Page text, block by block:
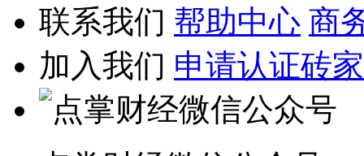
联系我们 帮助中心 商
加入我们 申请认证砖家